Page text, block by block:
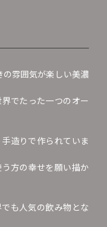
の雰囲気が楽しい美濃
でたった一つのオー
造りで作られていま
方の幸せを願い描か
も人気の飲み物とな